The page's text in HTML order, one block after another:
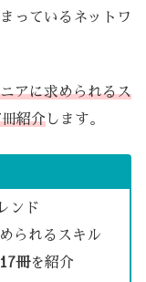
っているネットワ
アに求められるス
紹介 します。
ンド
られるスキル
17冊を紹介